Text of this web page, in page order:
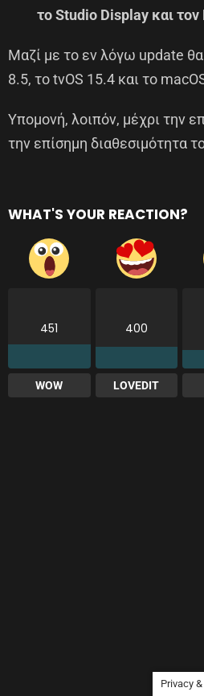
το Studio Display και
Μαζί με το εν λόγω update θα
8.5, το tvOS 15.4 και το
Υπομονή, λοιπόν, μέχρι την
την επίσημη διαθεσιμότητα
WHAT'S YOUR REACTION?
451
WOW
400
LOVEDIT
Privacy